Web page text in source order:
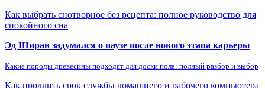
Как выбрать снотворное без рецепта: полное руководство для
спокойного сна
Эд Ширан задумался о паузе после нового этапа карьеры
Какие породы древесины подходят для доски пола: полный разбор и выбор
Как продлить срок службы домашнего и рабочего компьютера